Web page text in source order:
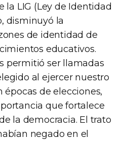
la LIG (Ley de Identidad
disminuyó la
de identidad de
educativos.
permitió ser llamadas
al ejercer nuestro
de elecciones,
que fortalece
la democracia. El trato
negado en el